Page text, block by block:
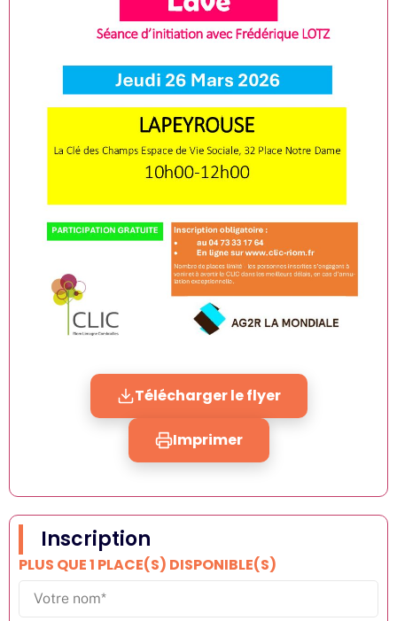
Télécharger le flyer
Imprimer
Inscription
PLUS QUE 1 PLACE(S) DISPONIBLE(S)